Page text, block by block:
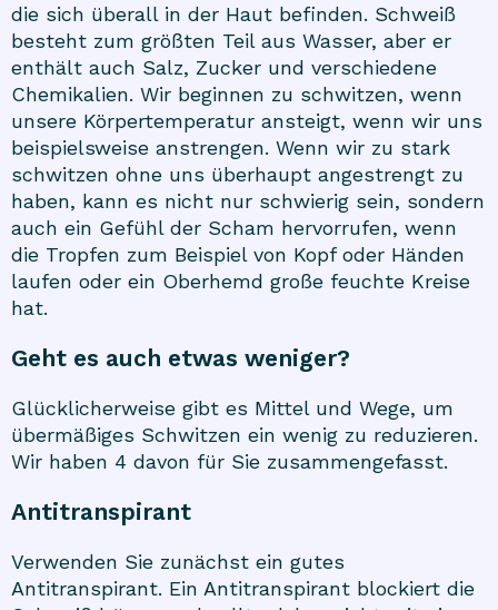
die sich überall in der Haut befinden. Schweiß
besteht zum größten Teil aus Wasser, aber er
enthält auch Salz, Zucker und verschiedene
Chemikalien. Wir beginnen zu schwitzen, wenn
unsere Körpertemperatur ansteigt, wenn wir uns
beispielsweise anstrengen. Wenn wir zu stark
schwitzen ohne uns überhaupt angestrengt zu
haben, kann es nicht nur schwierig sein, sondern
auch ein Gefühl der Scham hervorrufen, wenn
die Tropfen zum Beispiel von Kopf oder Händen
laufen oder ein Oberhemd große feuchte Kreise
hat.
Geht es auch etwas weniger?
Glücklicherweise gibt es Mittel und Wege, um
übermäßiges Schwitzen ein wenig zu reduzieren.
Wir haben 4 davon für Sie zusammengefasst.
Antitranspirant
Verwenden Sie zunächst ein gutes
Antitranspirant. Ein Antitranspirant blockiert die